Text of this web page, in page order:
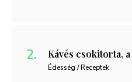
Kávés csokitorta,
Édesség / Receptek